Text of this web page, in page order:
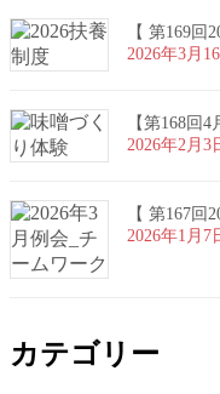
【 第169回
2026年3月
【第168回
2026年2月3
【 第167回
2026年1月7
カテゴリー